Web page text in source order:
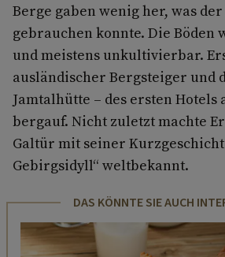
Berge gaben wenig her, was
gebrauchen konnte. Die Böden
und meistens unkultivierbar.
ausländischer Bergsteiger und
Jamtalhütte – des ersten Hotels
bergauf. Nicht zuletzt machte
Galtür mit seiner
Gebirgsidyll“ weltbekannt.
DAS KÖNNTE SIE AUCH